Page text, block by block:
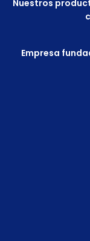
Nuestros
Empresa